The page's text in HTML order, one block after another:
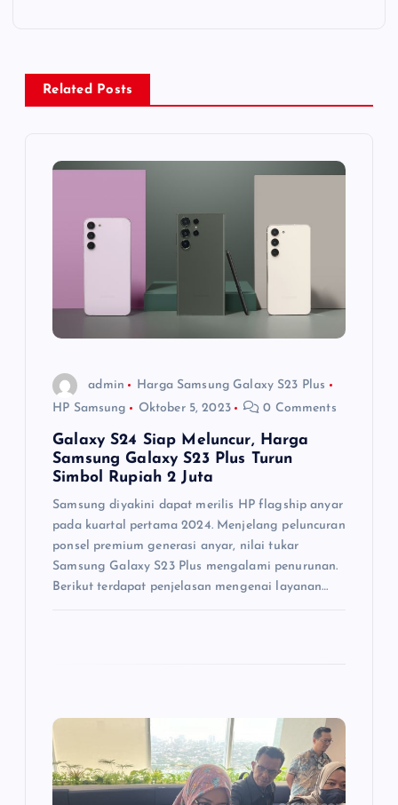
s
Related Posts
admin
Harga Samsung Galaxy S23 Plus
HP Samsung
Oktober 5, 2023 0 Comments
Galaxy S24 Siap Meluncur, Harga
Samsung Galaxy S23 Plus Turun
Simbol Rupiah 2 Juta
Samsung diyakini dapat merilis HP flagship anyar
pada kuartal pertama 2024. Menjelang peluncuran
ponsel premium generasi anyar, nilai tukar
Samsung Galaxy S23 Plus mengalami penurunan.
Berikut terdapat penjelasan mengenai layanan…